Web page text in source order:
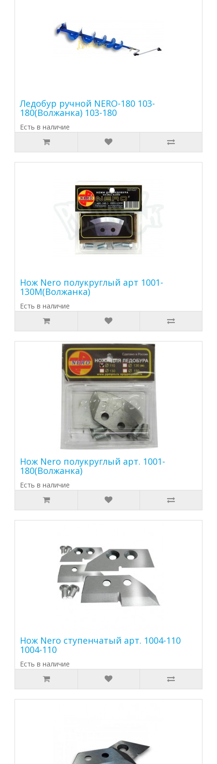
Ледобур ручной NERO-180 103-
180(Волжанка) 103-180
Есть в наличие
Нож Nero полукруглый арт 1001-
130М(Волжанка)
Есть в наличие
Нож Nero полукруглый арт. 1001-
180(Волжанка)
Есть в наличие
Нож Nero ступенчатый арт. 1004-110
1004-110
Есть в наличие